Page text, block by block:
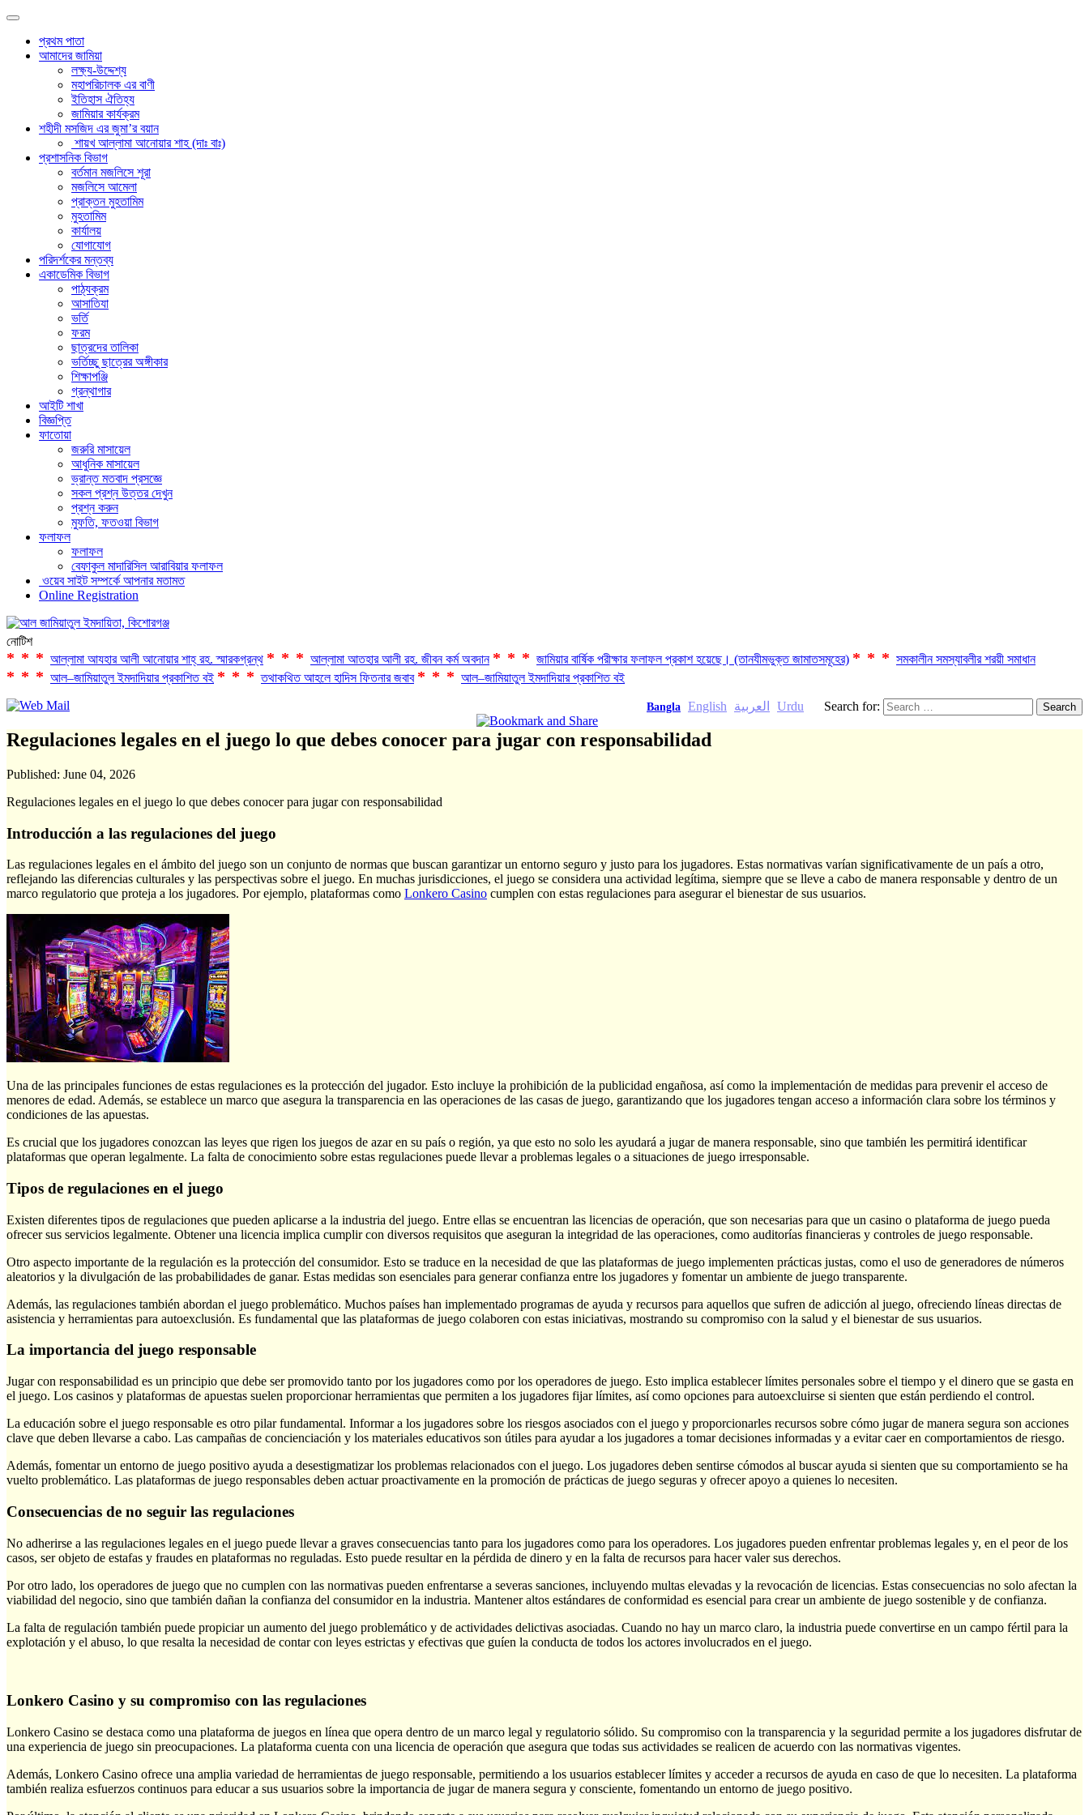
প্রথম পাতা
আমাদের জামিয়া
লক্ষ্য-উদ্দেশ্য
মহাপরিচালক এর বাণী
ইতিহাস ঐতিহ্য
জামিয়ার কার্যক্রম
শহীদী মসজিদ এর জুমা’র বয়ান
শায়খ আল্লামা আনোয়ার শাহ (দাঃ বাঃ)
প্রশাসনিক বিভাগ
বর্তমান মজলিসে শূরা
মজলিসে আমেলা
প্রাক্তন মুহতামিম
মুহতামিম
কার্যালয়
যোগাযোগ
পরিদর্শকের মন্তব্য
একাডেমিক বিভাগ
পাঠ্যক্রম
আসাতিযা
ভর্তি
ফরম
ছাত্রদের তালিকা
ভর্তিচ্ছু ছাত্রের অঙ্গীকার
শিক্ষাপঞ্জি
গ্রন্থাগার
আইটি শাখা
বিজ্ঞপ্তি
ফাতোয়া
জরুরি মাসায়েল
আধুনিক মাসায়েল
ভ্রান্ত মতবাদ প্রসজ্ঞে
সকল প্রশ্ন উত্তর দেখুন
প্রশ্ন করুন
মুফতি, ফতওয়া বিভাগ
ফলাফল
ফলাফল
বেফাকুল মাদারিসিল আরাবিয়ার ফলাফল
ওয়েব সাইট সম্পর্কে আপনার মতামত
Online Registration
নোটিশ
*** আল্লামা আযহার আলী আনোয়ার শাহ্‌ রহ. স্মারকগ্রন্থ *** আল্লামা আতহার আলী রহ. জীবন কর্ম অবদান *** জামিয়ার বার্ষিক পরীক্ষার ফলাফল প্রকাশ হয়েছে। (তানযীমভুক্ত জামাতসমূহের) *** সমকালীন সমস্যাবলীর শরয়ী সমাধান
*** আল–জামিয়াতুল ইমদাদিয়ার প্রকাশিত বই ***তথাকথিত আহলে হাদিস ফিতনার জবাব *** আল–জামিয়াতুল ইমদাদিয়ার প্রকাশিত বই
Search for:
Bangla English العربية Urdu
Regulaciones legales en el juego lo que debes conocer para jugar con responsabilidad
Published: June 04, 2026
Regulaciones legales en el juego lo que debes conocer para jugar con responsabilidad
Introducción a las regulaciones del juego
Las regulaciones legales en el ámbito del juego son un conjunto de normas que buscan garantizar un entorno seguro y justo para los jugadores. Estas normativas varían significativamente de un país a otro,
reflejando las diferencias culturales y las perspectivas sobre el juego. En muchas jurisdicciones, el juego se considera una actividad legítima, siempre que se lleve a cabo de manera responsable y dentro de un
marco regulatorio que proteja a los jugadores. Por ejemplo, plataformas como Lonkero Casino cumplen con estas regulaciones para asegurar el bienestar de sus usuarios.
Una de las principales funciones de estas regulaciones es la protección del jugador. Esto incluye la prohibición de la publicidad engañosa, así como la implementación de medidas para prevenir el acceso de
menores de edad. Además, se establece un marco que asegura la transparencia en las operaciones de las casas de juego, garantizando que los jugadores tengan acceso a información clara sobre los términos y
condiciones de las apuestas.
Es crucial que los jugadores conozcan las leyes que rigen los juegos de azar en su país o región, ya que esto no solo les ayudará a jugar de manera responsable, sino que también les permitirá identificar
plataformas que operan legalmente. La falta de conocimiento sobre estas regulaciones puede llevar a problemas legales o a situaciones de juego irresponsable.
Tipos de regulaciones en el juego
Existen diferentes tipos de regulaciones que pueden aplicarse a la industria del juego. Entre ellas se encuentran las licencias de operación, que son necesarias para que un casino o plataforma de juego pueda
ofrecer sus servicios legalmente. Obtener una licencia implica cumplir con diversos requisitos que aseguran la integridad de las operaciones, como auditorías financieras y controles de juego responsable.
Otro aspecto importante de la regulación es la protección del consumidor. Esto se traduce en la necesidad de que las plataformas de juego implementen prácticas justas, como el uso de generadores de números
aleatorios y la divulgación de las probabilidades de ganar. Estas medidas son esenciales para generar confianza entre los jugadores y fomentar un ambiente de juego transparente.
Además, las regulaciones también abordan el juego problemático. Muchos países han implementado programas de ayuda y recursos para aquellos que sufren de adicción al juego, ofreciendo líneas directas de
asistencia y herramientas para autoexclusión. Es fundamental que las plataformas de juego colaboren con estas iniciativas, mostrando su compromiso con la salud y el bienestar de sus usuarios.
La importancia del juego responsable
Jugar con responsabilidad es un principio que debe ser promovido tanto por los jugadores como por los operadores de juego. Esto implica establecer límites personales sobre el tiempo y el dinero que se gasta en
el juego. Los casinos y plataformas de apuestas suelen proporcionar herramientas que permiten a los jugadores fijar límites, así como opciones para autoexcluirse si sienten que están perdiendo el control.
La educación sobre el juego responsable es otro pilar fundamental. Informar a los jugadores sobre los riesgos asociados con el juego y proporcionarles recursos sobre cómo jugar de manera segura son acciones
clave que deben llevarse a cabo. Las campañas de concienciación y los materiales educativos son útiles para ayudar a los jugadores a tomar decisiones informadas y a evitar caer en comportamientos de riesgo.
Además, fomentar un entorno de juego positivo ayuda a desestigmatizar los problemas relacionados con el juego. Los jugadores deben sentirse cómodos al buscar ayuda si sienten que su comportamiento se ha
vuelto problemático. Las plataformas de juego responsables deben actuar proactivamente en la promoción de prácticas de juego seguras y ofrecer apoyo a quienes lo necesiten.
Consecuencias de no seguir las regulaciones
No adherirse a las regulaciones legales en el juego puede llevar a graves consecuencias tanto para los jugadores como para los operadores. Los jugadores pueden enfrentar problemas legales y, en el peor de los
casos, ser objeto de estafas y fraudes en plataformas no reguladas. Esto puede resultar en la pérdida de dinero y en la falta de recursos para hacer valer sus derechos.
Por otro lado, los operadores de juego que no cumplen con las normativas pueden enfrentarse a severas sanciones, incluyendo multas elevadas y la revocación de licencias. Estas consecuencias no solo afectan la
viabilidad del negocio, sino que también dañan la confianza del consumidor en la industria. Mantener altos estándares de conformidad es esencial para crear un ambiente de juego sostenible y de confianza.
La falta de regulación también puede propiciar un aumento del juego problemático y de actividades delictivas asociadas. Cuando no hay un marco claro, la industria puede convertirse en un campo fértil para la
explotación y el abuso, lo que resalta la necesidad de contar con leyes estrictas y efectivas que guíen la conducta de todos los actores involucrados en el juego.
Lonkero Casino y su compromiso con las regulaciones
Lonkero Casino se destaca como una plataforma de juegos en línea que opera dentro de un marco legal y regulatorio sólido. Su compromiso con la transparencia y la seguridad permite a los jugadores disfrutar de
una experiencia de juego sin preocupaciones. La plataforma cuenta con una licencia de operación que asegura que todas sus actividades se realicen de acuerdo con las normativas vigentes.
Además, Lonkero Casino ofrece una amplia variedad de herramientas de juego responsable, permitiendo a los usuarios establecer límites y acceder a recursos de ayuda en caso de que lo necesiten. La plataforma
también realiza esfuerzos continuos para educar a sus usuarios sobre la importancia de jugar de manera segura y consciente, fomentando un entorno de juego positivo.